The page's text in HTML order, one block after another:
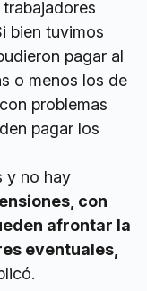
bien tuvimos
pagar al
o menos los de
problemas
pagar los
y no hay
con
afrontar la
eventuales,